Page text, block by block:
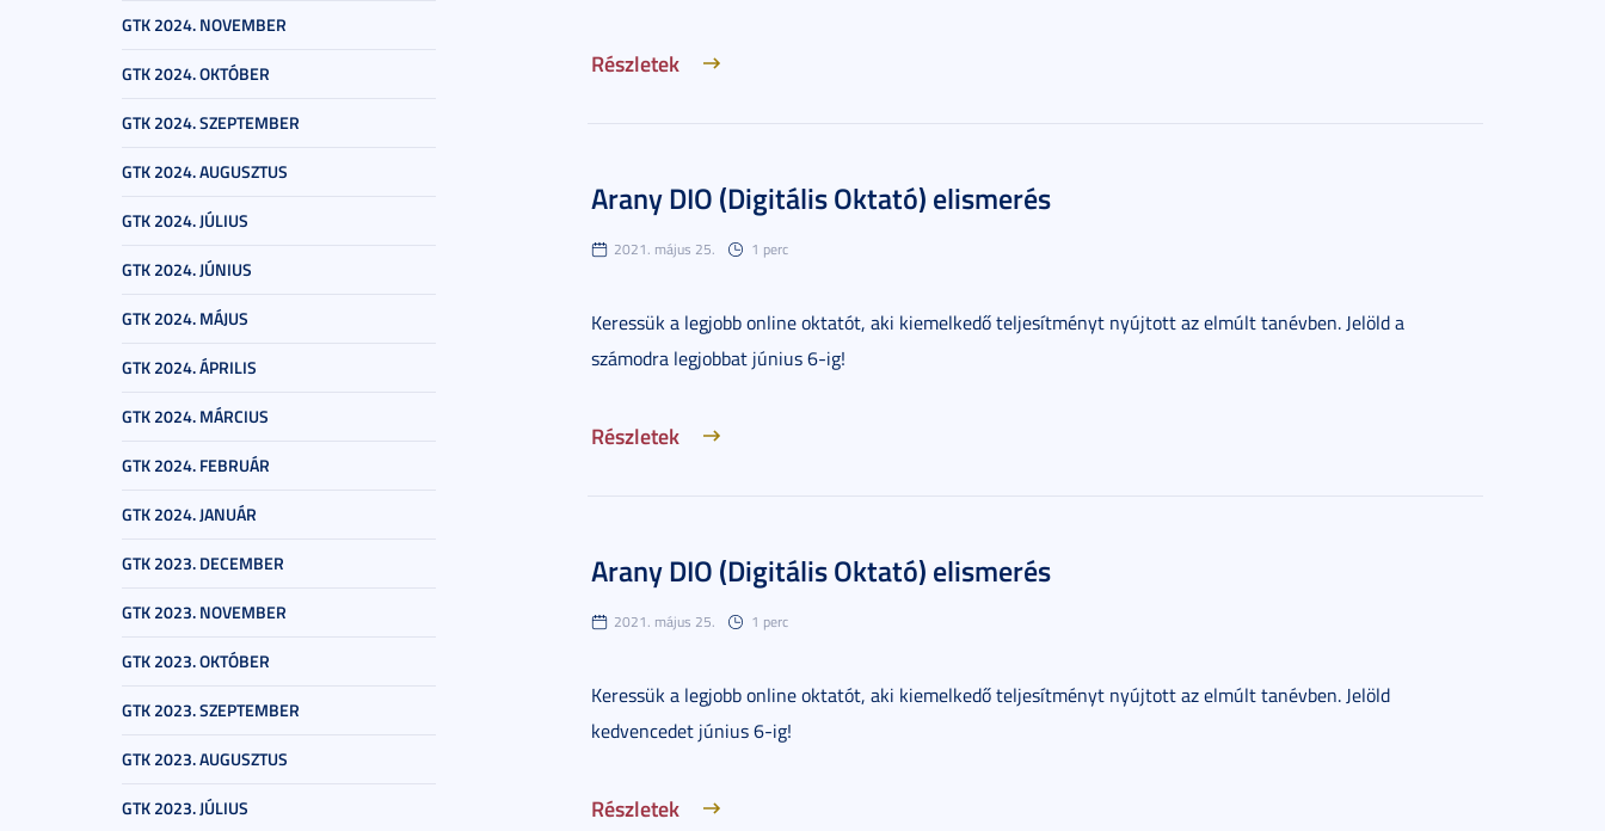
GTK 2024. NOVEMBER
GTK 2024. OKTÓBER
GTK 2024. SZEPTEMBER
GTK 2024. AUGUSZTUS
GTK 2024. JÚLIUS
GTK 2024. JÚNIUS
GTK 2024. MÁJUS
GTK 2024. ÁPRILIS
GTK 2024. MÁRCIUS
GTK 2024. FEBRUÁR
GTK 2024. JANUÁR
GTK 2023. DECEMBER
GTK 2023. NOVEMBER
GTK 2023. OKTÓBER
GTK 2023. SZEPTEMBER
GTK 2023. AUGUSZTUS
GTK 2023. JÚLIUS
Részletek
Arany DIO (Digitális Oktató) elismerés
2021. május 25. 1 perc
Keressük a legjobb online oktatót, aki kiemelkedő teljesítményt nyújtott az elmúlt tanévben. Jelöld a
számodra legjobbat június 6-ig!
Részletek
Arany DIO (Digitális Oktató) elismerés
2021. május 25. 1 perc
Keressük a legjobb online oktatót, aki kiemelkedő teljesítményt nyújtott az elmúlt tanévben. Jelöld
kedvencedet június 6-ig!
Részletek